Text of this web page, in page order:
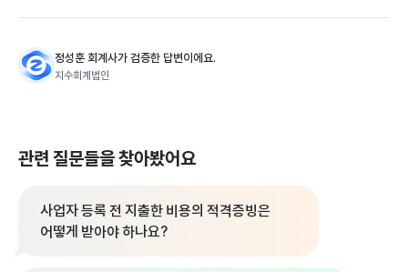
정성훈 회계사가 검증한 답변이에요.
지수회계법인
관련 질문들을 찾아봤어요
사업자 등록 전 지출한 비용의 적격증빙은
어떻게 받아야 하나요?